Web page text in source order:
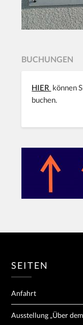
BUCHUNGEN
HIER können
buchen.
SEITEN
Anfahrt
Ausstellung „Über